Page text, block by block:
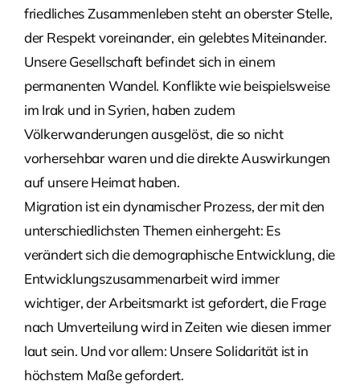
friedliches Zusammenleben steht an oberster Stelle,
der Respekt voreinander, ein gelebtes Miteinander.
Unsere Gesellschaft befindet sich in einem
permanenten Wandel. Konflikte wie beispielsweise
im Irak und in Syrien, haben zudem
Völkerwanderungen ausgelöst, die so nicht
vorhersehbar waren und die direkte Auswirkungen
auf unsere Heimat haben.
Migration ist ein dynamischer Prozess, der mit den
unterschiedlichsten Themen einhergeht: Es
verändert sich die demographische Entwicklung, die
Entwicklungszusammenarbeit wird immer
wichtiger, der Arbeitsmarkt ist gefordert, die Frage
nach Umverteilung wird in Zeiten wie diesen immer
laut sein. Und vor allem: Unsere Solidarität ist in
höchstem Maße gefordert.